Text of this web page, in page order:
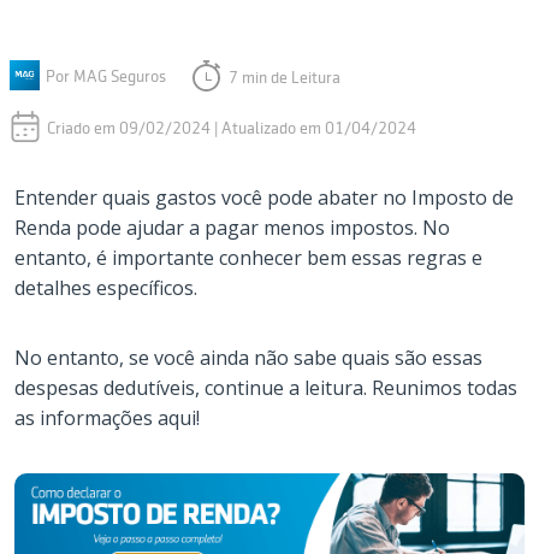
Por MAG Seguros 7 min de Leitura
Criado em 09/02/2024 | Atualizado em 01/04/2024
Entender quais gastos você pode abater no Imposto de
Renda pode ajudar a pagar menos impostos. No
entanto, é importante conhecer bem essas regras e
detalhes específicos.
No entanto, se você ainda não sabe quais são essas
despesas dedutíveis, continue a leitura. Reunimos todas
as informações aqui!